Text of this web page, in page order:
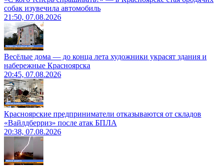
собак изувечила автомобиль
21:50, 07.08.2026
Весёлые дома — до конца лета художники украсят здания и
набережные Красноярска
20:45, 07.08.2026
Красноярские предприниматели отказываются от складов
«Вайлдберриз» после атак БПЛА
20:38, 07.08.2026